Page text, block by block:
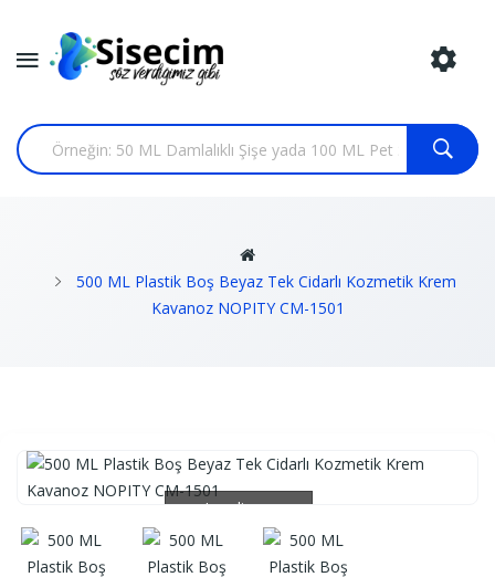
500 ML Plastik Boş Beyaz Tek Cidarlı Kozmetik Krem
Kavanoz NOPITY CM-1501
Loading...
Loading...